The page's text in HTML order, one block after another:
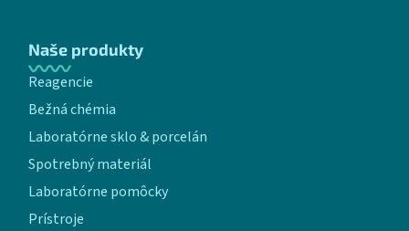
Naše produkty
Reagencie
Bežná chémia
Laboratórne sklo & porcelán
Spotrebný materiál
Laboratórne pomôcky
Prístroje